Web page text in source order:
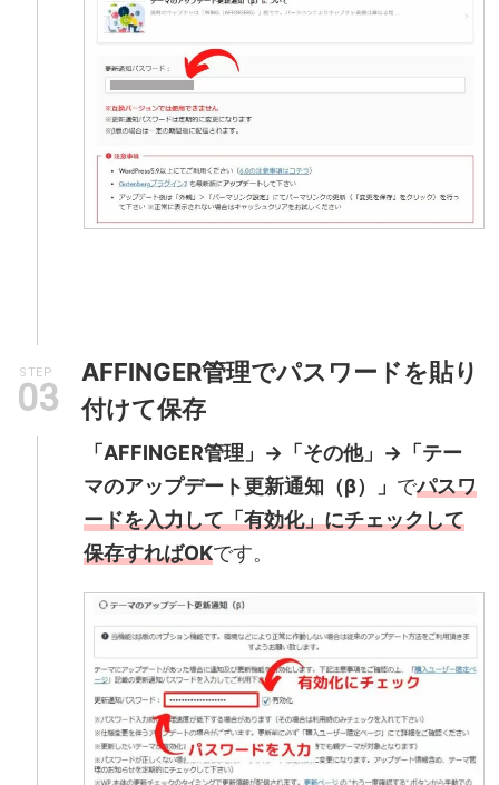
STEP
AFFINGER管理でパスワードを貼り
付けて保存
「AFFINGER管理」→「その他」→「テー
マのアップデート更新通知（β）」 でパスワ
ードを入力して「有効化」にチェックして
保存すればOKです。